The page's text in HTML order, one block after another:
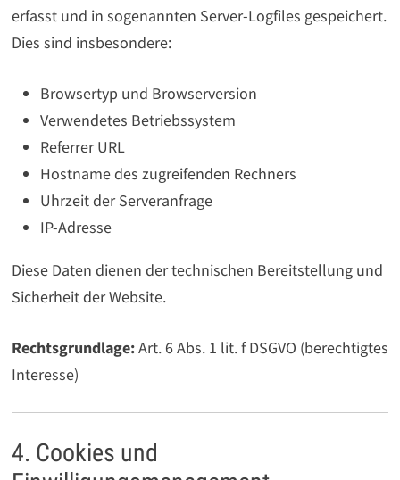
erfasst und in sogenannten Server-Logfiles gespeichert.
Dies sind insbesondere:
Browsertyp und Browserversion
Verwendetes Betriebssystem
Referrer URL
Hostname des zugreifenden Rechners
Uhrzeit der Serveranfrage
IP-Adresse
Diese Daten dienen der technischen Bereitstellung und
Sicherheit der Website.
Rechtsgrundlage:Art. 6 Abs. 1 lit. f DSGVO (berechtigtes
Interesse)
4. Cookies und